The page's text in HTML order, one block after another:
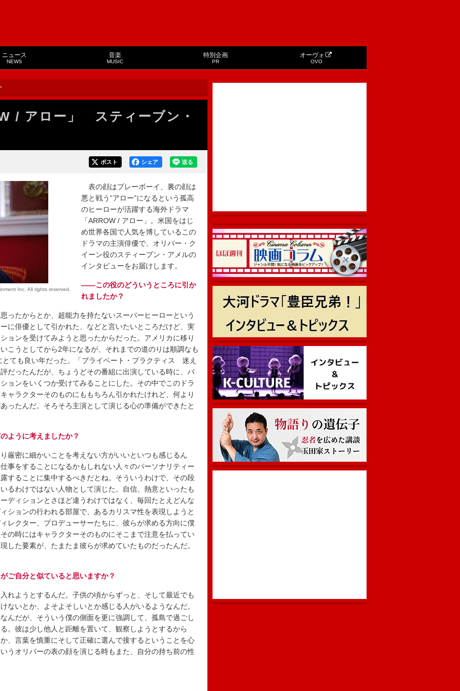
ニュース
NEWS
音楽
MUSIC
特別企画
PR
オーヴォ
OVO
/ アロー」 スティーブン・
送る
シェア
ポスト
Inc. All rights reserved.
表の顔はプレーボーイ、裏の顔は
悪と戦う“アロー”になるという孤高
のヒーローが活躍する海外ドラマ
「ARROW / アロー」。米国をはじ
め世界各国で人気を博しているこの
ドラマの主演俳優で、オリバー・ク
イーン役のスティーブン・アメルの
インタビューをお届けします。
――この役のどういうところに引か
れましたか？
たからとか、超能力を持たないスーパーヒーローという
に俳優として引かれた、などと言いたいところだけど、実
ョンを受けてみようと思ったからだった。アメリカに移り
こうとしてから2年になるが、それまでの道のりは順調なも
ても良い年だった。「プライベート・プラクティス 迷え
だったんだが、ちょうどその番組に出演している時に、パ
ョンをいくつか受けてみることにした。その中でこのドラ
ャラクターそのものにももちろん引かれたけれど、何より
ったんだ。そろそろ主演として演じる心の準備ができたと
ように考えましたか？
密に細かいことを考えない方がいいといつも感じるん
事をすることになるかもしれない人々のパーソナリティー
することに集中するべきだとね。そういうわけで、その段
るわけではない人物として演じた。自信、熱意といったも
ディションとさほど違うわけではなく、毎回たとえどんな
ションの行われる部屋で、あるカリスマ性を表現しようと
レクター、プロデューサーたちに、彼らが求める方向に僕
の時にはキャラクターそのものにそこまで注意を払ってい
した要素が、たまたま彼らが求めていたものだったんだ。
ご自分と似ていると思いますか？
ようとするんだ。子供の頃からずっと、そして最近でも
ないとか、よそよそしいとか感じる人がいるようなんだ。
んだが、そういう僕の側面を更に強調して、孤島で過ごし
。彼は少し他人と距離を置いて、観察しようとするから
、言葉を慎重にそして正確に選んで接するということを心
うオリバーの表の顔を演じる時もまた、自分の持ち前の性